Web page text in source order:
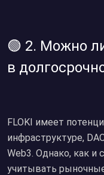
🟢 2. Можно
в
FLOKI имеет
инфраструктуре,
Web3. Однако, как
учитывать